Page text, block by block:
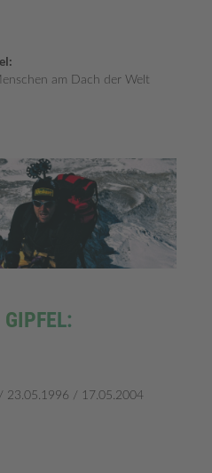
am Dach der Welt
23.05.1996 / 17.05.2004